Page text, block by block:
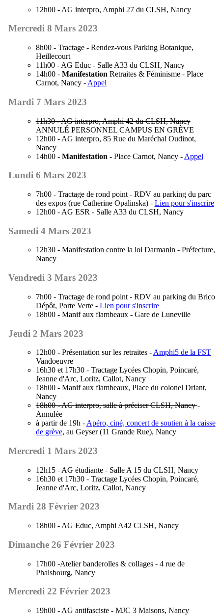
12h00 - AG interpro, Amphi 27 du CLSH, Nancy
Mercredi 8 Mars 2023
8h00 - Tractage - Rendez-vous Parking Botanique,
Heillecourt
11h00 - AG Educ - Salle A33 du CLSH, Nancy
14h00 - Manifestation Retraites & Féminisme - Place
Carnot, Nancy - Appel
Mardi 7 Mars 2023
11h30 - AG interpro, Amphi 42 du CLSH, Nancy
ANNULÉ PERSONNEL CAMPUS EN GRÈVE
12h00 - AG interpro, 85 Rue du Maréchal Oudinot,
Nancy
14h00 - Manifestation - Place Carnot, Nancy - Appel
Lundi 6 Mars 2023
7h00 - Tractage de rond point - RDV au parking du parc
des expos (rue Catherine Opalinska) - Lien pour s'inscrire
12h00 - AG ESR - Salle A33 du CLSH, Nancy
Samedi 4 Mars 2023
12h30 - Manifestation contre la loi Darmanin - Préfecture,
Nancy
Vendredi 3 Mars 2023
7h00 - Tractage de rond point - RDV au parking du Brico
Dépôt, Porte Verte - Lien pour s'inscrire
18h00 - Manif aux flambeaux - Gare de Luneville
Jeudi 2 Mars 2023
12h00 - Présentation sur les retraites - Amphi5 de la FST
Vandoeuvre
16h30 et 17h30 - Tractage Lycées Chopin, Poincaré,
Jeanne d'Arc, Loritz, Callot, Nancy
18h00 - Manif aux flambeaux, Place du colonel Driant,
Nancy
18h00 - AG interpro, salle à préciser CLSH, Nancy-
Annulée
à partir de 19h - Apéro, ciné, concert de soutien à la caisse
de grève, au Geyser (11 Grande Rue), Nancy
Mercredi 1 Mars 2023
12h15 - AG étudiante - Salle A 15 du CLSH, Nancy
16h30 et 17h30 - Tractage Lycées Chopin, Poincaré,
Jeanne d'Arc, Loritz, Callot, Nancy
Mardi 28 Février 2023
18h00 - AG Educ, Amphi A42 CLSH, Nancy
Dimanche 26 Février 2023
17h00 -Atelier banderolles & collages - 4 rue de
Phalsbourg, Nancy
Mercredi 22 Février 2023
19h00 - AG antifasciste - MJC 3 Maisons, Nancy